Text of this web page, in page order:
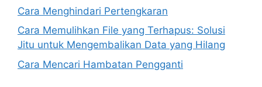
Cara Menghindari Pertengkaran
Cara Memulihkan File yang Terhapus: Solusi
Jitu untuk Mengembalikan Data yang Hilang
Cara Mencari Hambatan Pengganti